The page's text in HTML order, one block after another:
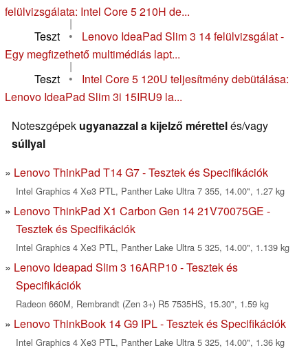
felülvizsgálata: Intel Core 5 210H de...
|
Teszt
•
Lenovo IdeaPad Slim 3 14 felülvizsgálat -
Egy megfizethető multimédiás lapt...
|
Teszt
•
Intel Core 5 120U teljesítmény debütálása:
Lenovo IdeaPad Slim 3i 15IRU9 la...
Noteszgépek ugyanazzal a kijelző mérettelés/vagy
súllyal
Lenovo ThinkPad T14 G7 - Tesztek és Specifikációk
Intel Graphics 4 Xe3 PTL, Panther Lake Ultra 7 355, 14.00", 1.27 kg
Lenovo ThinkPad X1 Carbon Gen 14 21V70075GE -
Tesztek és Specifikációk
Intel Graphics 4 Xe3 PTL, Panther Lake Ultra 5 325, 14.00", 1.139 kg
Lenovo Ideapad Slim 3 16ARP10 - Tesztek és
Specifikációk
Radeon 660M, Rembrandt (Zen 3+) R5 7535HS, 15.30", 1.59 kg
Lenovo ThinkBook 14 G9 IPL - Tesztek és Specifikációk
Intel Graphics 4 Xe3 PTL, Panther Lake Ultra 5 325, 14.00", 1.36 kg